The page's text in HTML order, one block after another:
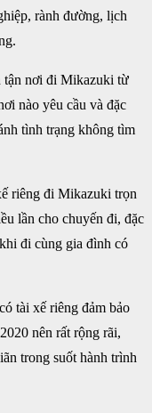
rành đường, lịch
tận nơi đi Mikazuki từ
nào yêu cầu và đặc
tình trạng không tìm
riêng đi Mikazuki trọn
lần cho chuyến đi, đặc
đi cùng gia đình có
tài xế riêng đảm bảo
nên rất rộng rãi,
trong suốt hành trình